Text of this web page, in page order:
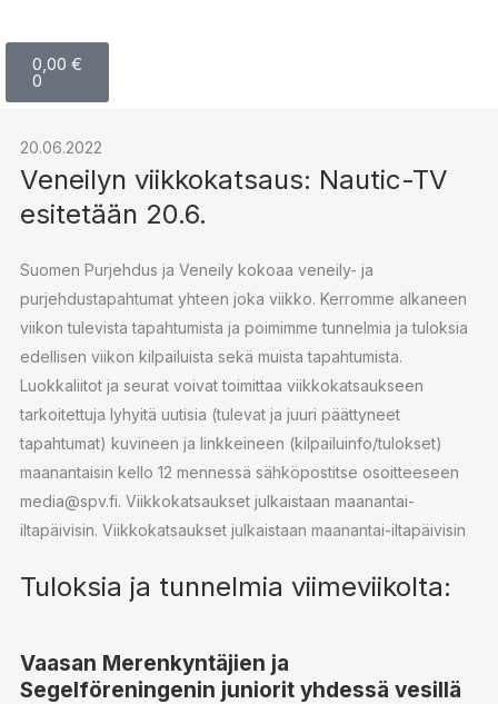
0,00 €
0
20.06.2022
Veneilyn viikkokatsaus: Nautic-TV
esitetään 20.6.
Suomen Purjehdus ja Veneily kokoaa veneily- ja
purjehdustapahtumat yhteen joka viikko. Kerromme alkaneen
viikon tulevista tapahtumista ja poimimme tunnelmia ja tuloksia
edellisen viikon kilpailuista sekä muista tapahtumista.
Luokkaliitot ja seurat voivat toimittaa viikkokatsaukseen
tarkoitettuja lyhyitä uutisia (tulevat ja juuri päättyneet
tapahtumat) kuvineen ja linkkeineen (kilpailuinfo/tulokset)
maanantaisin kello 12 mennessä sähköpostitse osoitteeseen
media@spv.fi. Viikkokatsaukset julkaistaan maanantai-
iltapäivisin. Viikkokatsaukset julkaistaan maanantai-iltapäivisin
Tuloksia ja tunnelmia viimeviikolta:
Vaasan Merenkyntäjien ja
Segelföreningenin juniorit yhdessä vesillä